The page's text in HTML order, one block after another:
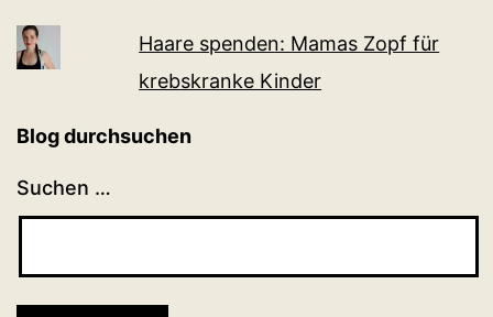
Haare spenden: Mamas Zopf für
krebskranke Kinder
Blog durchsuchen
Suchen …